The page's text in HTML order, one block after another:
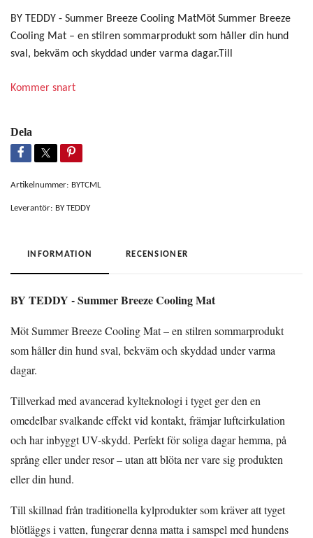
BY TEDDY - Summer Breeze Cooling MatMöt Summer Breeze
Cooling Mat – en stilren sommarprodukt som håller din hund
sval, bekväm och skyddad under varma dagar.Till
Kommer snart
Dela
Artikelnummer: BYTCML
Leverantör: BY TEDDY
INFORMATION RECENSIONER
BY TEDDY - Summer Breeze Cooling Mat
Möt Summer Breeze Cooling Mat – en stilren sommarprodukt
som håller din hund sval, bekväm och skyddad under varma
dagar.
Tillverkad med avancerad kylteknologi i tyget ger den en
omedelbar svalkande effekt vid kontakt, främjar luftcirkulation
och har inbyggt UV-skydd. Perfekt för soliga dagar hemma, på
språng eller under resor – utan att blöta ner vare sig produkten
eller din hund.
Till skillnad från traditionella kylprodukter som kräver att tyget
blötläggs i vatten, fungerar denna matta i samspel med hundens